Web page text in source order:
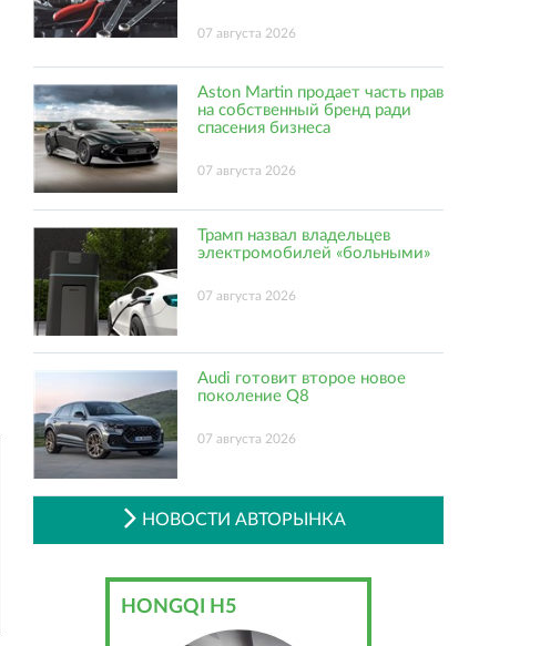
07 августа 2026
Aston Martin продает часть прав
на собственный бренд ради
спасения бизнеса
07 августа 2026
Трамп назвал владельцев
электромобилей «больными»
07 августа 2026
Audi готовит второе новое
поколение Q8
07 августа 2026
НОВОСТИ АВТОРЫНКА
HONGQI H5